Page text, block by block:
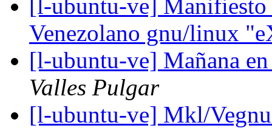
[l-ubuntu-ve]
Venezolano gnu/linux
[l-ubuntu-ve] Mañana
Valles Pulgar
[l-ubuntu-ve] Mkl/